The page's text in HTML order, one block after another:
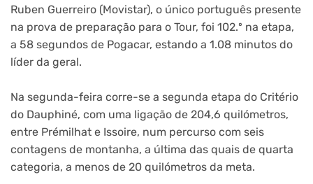
Ruben Guerreiro (Movistar), o único português presente
na prova de preparação para o Tour, foi 102.º na etapa,
a 58 segundos de Pogacar, estando a 1.08 minutos do
líder da geral.
Na segunda-feira corre-se a segunda etapa do Critério
do Dauphiné, com uma ligação de 204,6 quilómetros,
entre Prémilhat e Issoire, num percurso com seis
contagens de montanha, a última das quais de quarta
categoria, a menos de 20 quilómetros da meta.